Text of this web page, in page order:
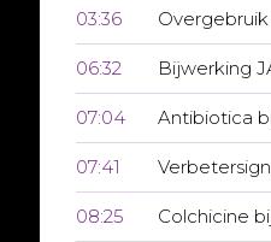
03:36
06:32 Bijwerking
07:04 Antibiotica
07:41
08:25 Colchicine